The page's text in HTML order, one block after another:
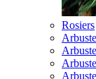
Rosiers